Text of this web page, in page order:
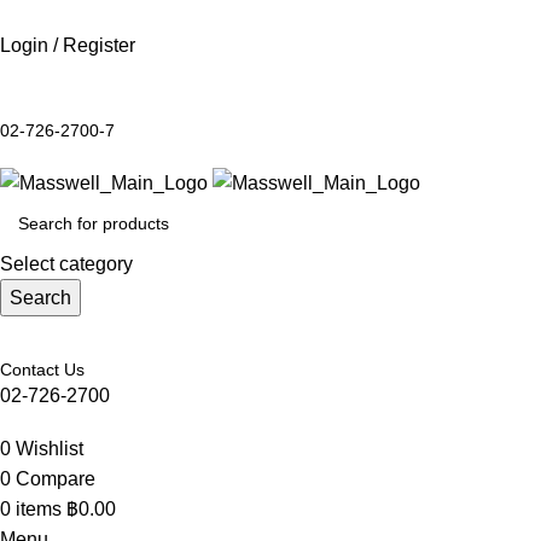
Login / Register
02-726-2700-7
Select category
Search
Contact Us
02-726-2700
0 Wishlist
0 Compare
0 items ฿0.00